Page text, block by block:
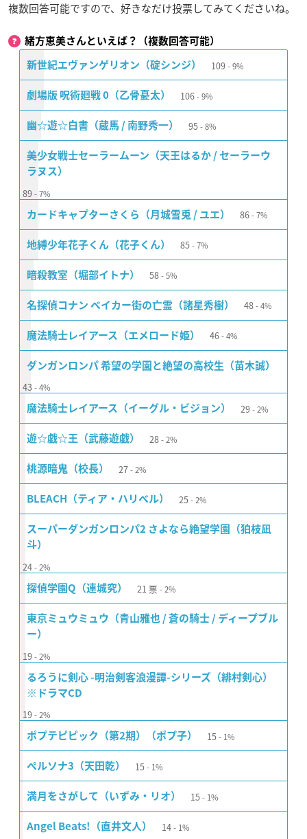
複数回答可能ですので、好きなだけ投票してみてくださいね。
緒方恵美さんといえば？（複数回答可能）
新世紀エヴァンゲリオン（碇シンジ） 109 9%
劇場版 呪術廻戦 0（乙骨憂太） 106 9%
幽☆遊☆白書（蔵馬 / 南野秀一） 95 8%
美少女戦士セーラームーン（天王はるか / セーラーウ
ラヌス）
89 7%
カードキャプターさくら（月城雪兎 / ユエ） 86 7%
地縛少年花子くん（花子くん） 85 7%
暗殺教室（堀部イトナ） 58 5%
名探偵コナン ベイカー街の亡霊（諸星秀樹） 48 4%
魔法騎士レイアース（エメロード姫） 46 4%
ダンガンロンパ 希望の学園と絶望の高校生（苗木誠）
43 4%
魔法騎士レイアース（イーグル・ビジョン） 29 2%
遊☆戯☆王（武藤遊戯） 28 2%
桃源暗鬼（校長） 27 2%
BLEACH（ティア・ハリベル） 25 2%
スーパーダンガンロンパ2 さよなら絶望学園（狛枝凪
斗）
24 2%
探偵学園Q（連城究） 21 票 2%
東京ミュウミュウ（青山雅也 / 蒼の騎士 / ディープブル
ー）
19 2%
るろうに剣心 -明治剣客浪漫譚-シリーズ（緋村剣心）
※ドラマCD
19 2%
ポプテピピック（第2期）（ポプ子） 15 1%
ペルソナ3（天田乾） 15 1%
満月をさがして（いずみ・リオ） 15 1%
Angel Beats!（直井文人） 14 1%